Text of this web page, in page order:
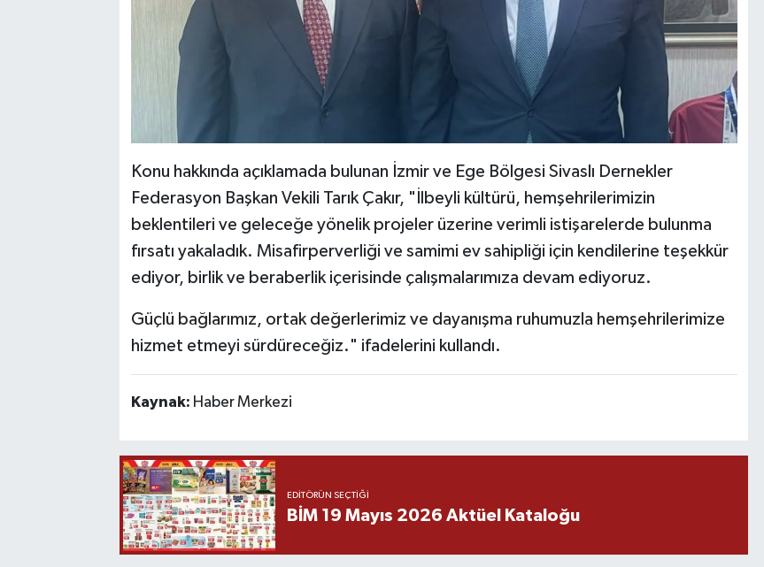
Konu hakkında açıklamada bulunan İzmir ve Ege Bölgesi Sivaslı Dernekler
Federasyon Başkan Vekili Tarık Çakır, "İlbeyli kültürü, hemşehrilerimizin
beklentileri ve geleceğe yönelik projeler üzerine verimli istişarelerde bulunma
fırsatı yakaladık. Misafirperverliği ve samimi ev sahipliği için kendilerine teşekkür
ediyor, birlik ve beraberlik içerisinde çalışmalarımıza devam ediyoruz.
Güçlü bağlarımız, ortak değerlerimiz ve dayanışma ruhumuzla hemşehrilerimize
hizmet etmeyi sürdüreceğiz." ifadelerini kullandı.
Kaynak: Haber Merkezi
EDITÖRÜN SEÇTIĞI
BİM 19 Mayıs 2026 Aktüel Kataloğu